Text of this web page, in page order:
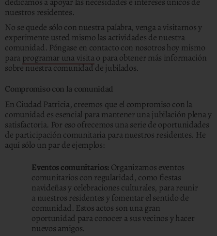
nuestros residentes.
No se quede sólo con nuestra palabra, venga a visitarnos y
experimente usted mismo las actividades de nuestra
comunidad. Póngase en contacto con nosotros hoy mismo
para programar una visitao para obtener más información
sobre nuestra comunidad de jubilados.
Compromiso con la comunidad
En Ciudad Patricia, creemos que el compromiso con la
comunidad es esencial para mantener una jubilación plena y
satisfactoria. Por eso ofrecemos una serie de oportunidades
de participación comunitaria para nuestros residentes. He
aquí sólo un par de ejemplos:
Eventos comunitarios: Organizamos eventos
comunitarios con regularidad, como fiestas
navideñas y celebraciones culturales, para reunir
a nuestros residentes y fomentar el sentido de
comunidad. Estos actos son una gran
oportunidad para conocer a sus vecinos y hacer
nuevos amigos.